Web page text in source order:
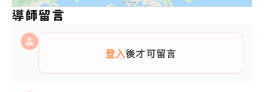
導師留言
登入後才可留言